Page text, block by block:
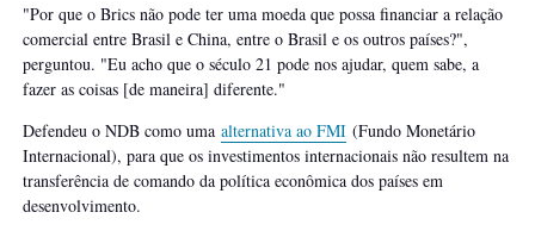
"Por que o Brics não pode ter uma moeda que possa financiar a relação
comercial entre Brasil e China, entre o Brasil e os outros países?",
perguntou. "Eu acho que o século 21 pode nos ajudar, quem sabe, a
fazer as coisas [de maneira] diferente."
Defendeu o NDB como uma alternativa ao FMI (Fundo Monetário
Internacional), para que os investimentos internacionais não resultem na
transferência de comando da política econômica dos países em
desenvolvimento.